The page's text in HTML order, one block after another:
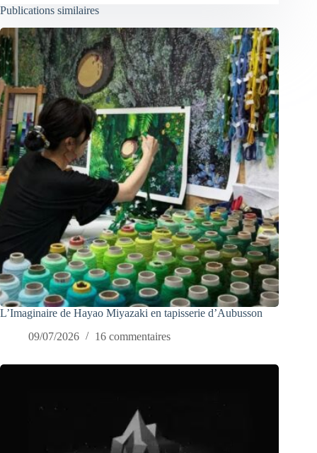
Publications similaires
L’Imaginaire de Hayao Miyazaki en tapisserie d’Aubusson
09/07/2026
16 commentaires